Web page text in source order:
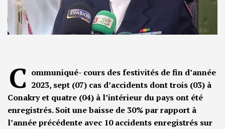
C ommuniqué- cours des festivités de fin d’année
2023, sept (07) cas d’accidents dont trois (03) à
Conakry et quatre (04) à l’intérieur du pays ont été
enregistrés. Soit une baisse de 30% par rapport à
l’année précédente avec 10 accidents enregistrés sur